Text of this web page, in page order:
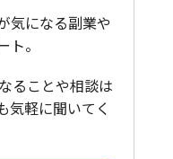
気になる副業や
。
ることや相談は
気軽に聞いてく